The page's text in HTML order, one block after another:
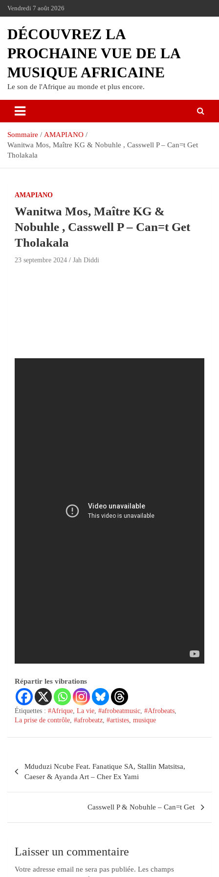
Vendredi 7 août 2026
DÉCOUVREZ LA
PROCHAINE VUE DE LA
MUSIQUE AFRICAINE
Le son de l'Afrique au monde et plus encore.
Sommaire
AMAPIANO
Wanitwa Mos, Maître KG & Nobuhle , Casswell P – Can=t Get
Tholakala
AMAPIANO
Wanitwa Mos, Maître KG &
Nobuhle , Casswell P – Can=t Get
Tholakala
23 septembre 2024 Jah Diddi
Répartir les vibrations
Étiquettes : #Afrique, La vie, #afrobeatmusic, #Afrobeats,
La prise de contrôle, #afrobeatz, #artistes, musique
Mduduzi Ncube Feat. Fanatique SA, Stallin Matsitsa,
Caeser & Ayanda Art – Cher Ex Yami
Casswell P & Nobuhle – Can=t Get
Laisser un commentaire
Votre adresse email ne sera pas publiée. Les champs